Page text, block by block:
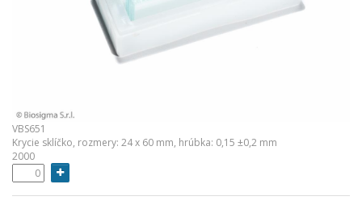
VBS651
Krycie sklíčko, rozmery: 24 x 60 mm, hrúbka: 0,15 ±0,2 mm
2000